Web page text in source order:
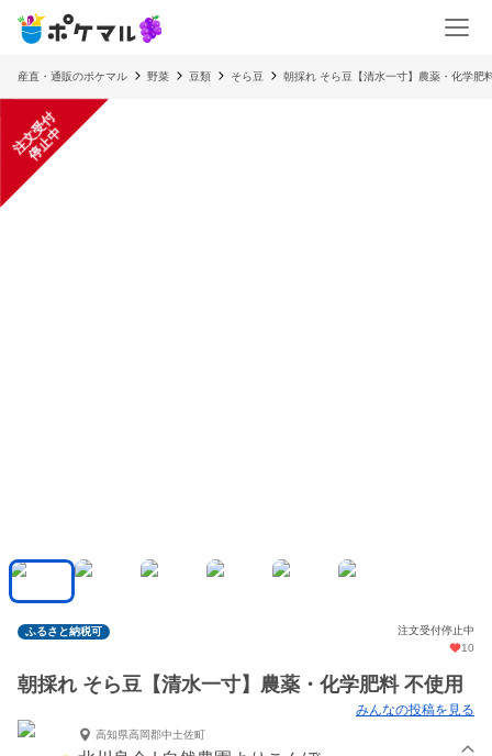
産直・通販のポケマル 野菜 豆類 そら豆 朝採れ そら豆【清水一寸】農薬・化学肥
注
文
受
付
停
止
中
ふるさと納税可
注文受付停止中
10
朝採れ そら豆【清水一寸】農薬・化学肥料 不使用
みんなの投稿を見る
高知県高岡郡中土佐町